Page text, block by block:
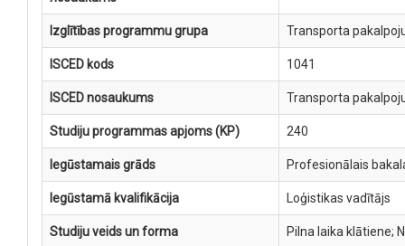
Izglītības programmu grupa Transporta
ISCED kods 1041
ISCED nosaukums Transporta
Studiju programmas apjoms (KP) 240
Iegūstamais grāds Profesionālais
Iegūstamā kvalifikācija Loģistikas vadītājs
Studiju veids un forma Pilna laika klātiene;